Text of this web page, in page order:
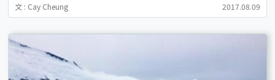
文 : Cay Cheung 2017.08.09